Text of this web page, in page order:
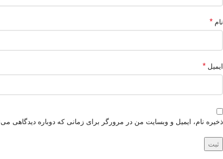
نام *
ایمیل *
ذخیره نام، ایمیل و وبسایت من در مرورگر برای زمانی که دوباره دیدگاهی